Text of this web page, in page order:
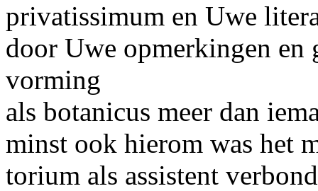
privatissimum en Uwe
door Uwe opmerkingen
vorming
als botanicus meer dan
minst ook hierom was het
torium als assistent